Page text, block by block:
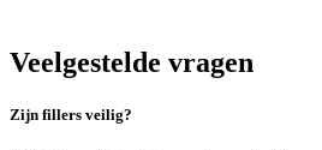
Veelgestelde vragen
Zijn fillers veilig?